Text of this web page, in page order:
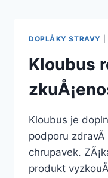
DOPLÅKY STRAVY
Kloubus
Kloubus je
podporu zdravÃ­
chrupavek.
produkt